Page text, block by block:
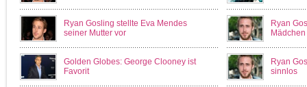
Ryan Gosling stellte Eva Mendes
seiner Mutter vor
Ryan
Mädchen
Golden Globes: George Clooney ist
Favorit
Ryan
sinnlos